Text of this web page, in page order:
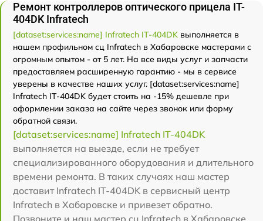
Ремонт контроллеров оптического прицела IT-
404DK Infratech
[dataset:services:name] Infratech IT-404DK выполняется в
нашем профильном сц Infratech в Хабаровске мастерами с
огромным опытом - от 5 лет. На все виды услуг и запчасти
предоставляем расширенную гарантию - мы в сервисе
уверены в качестве наших услуг. [dataset:services:name]
Infratech IT-404DK будет стоить на -15% дешевле при
оформлении заказа на сайте через звонок или форму
обратной связи.
[dataset:services:name] Infratech IT-404DK
выполняется на выезде, если не требует
специализированного оборудования и длительного
времени ремонта. В таких случаях наш мастер
доставит Infratech IT-404DK в сервисный центр
Infratech в Хабаровске и привезет обратно.